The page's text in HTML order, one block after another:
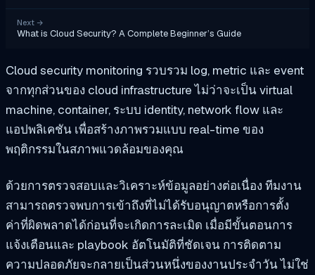
Next →
What is Cloud Security? A Complete Beginner’s Guide
Cloud security monitoring รวบรวม log, metric และ event
จากทุกส่วนของ cloud infrastructure ไม่ว่าจะเป็น virtual
machine, container, ระบบ identity, network flow และ
แอปพลิเคชัน เพื่อสร้างภาพรวมแบบ real-time ของ
พฤติกรรมในสภาพแวดล้อมของคุณ
ด้วยการตรวจสอบและวิเคราะห์ข้อมูลอย่างต่อเนื่อง ทีมงาน
สามารถตรวจพบการเข้าถึงที่ไม่ได้รับอนุญาตหรือการตั้ง
ค่าที่ผิดพลาดได้ก่อนที่จะเกิดการละเมิด เมื่อมีขั้นตอนการ
แจ้งเตือนและ playbook อัตโนมัติที่ชัดเจน การติดตาม
ความปลอดภัยจะกลายเป็นส่วนหนึ่งของงานประจำวัน ไม่ใช่